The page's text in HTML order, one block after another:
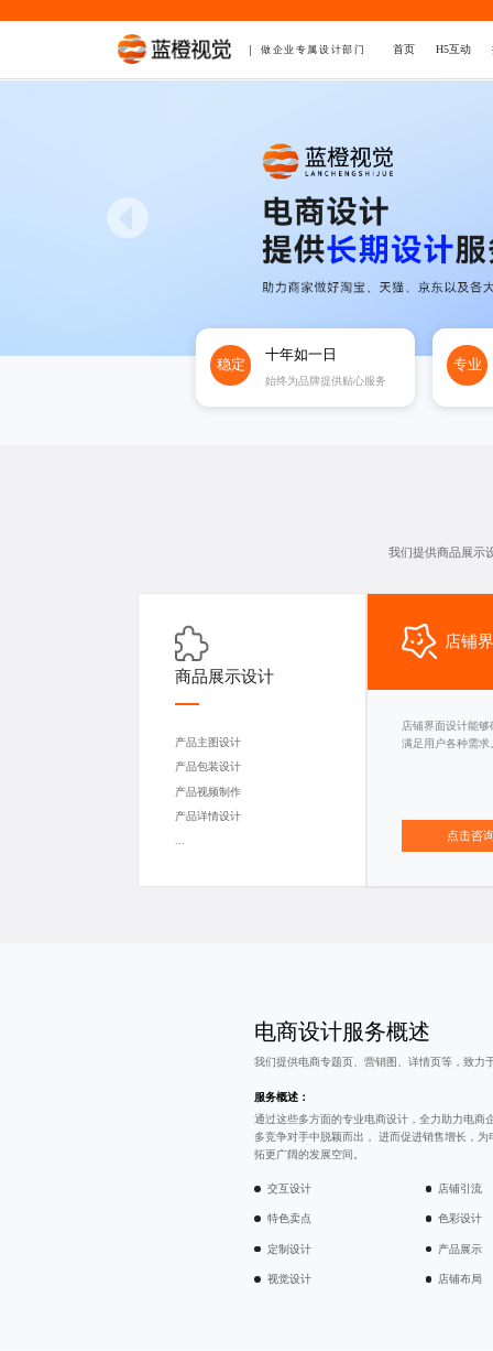
做企业专属设计部门 首页 H5互动
稳定
十年如一日
始终为品牌提供贴心服务
专业
我们提供商品展示
商品展示设计
产品主图设计
产品包装设计
产品视频制作
产品详情设计
店铺
店铺界面设计能
满足用户各种需求
点击咨
电商设计服务概述
我们提供电商专题页、营销图、详情页等，致力
服务概述：
通过这些多方面的专业电商设计，全力助力电商
多竞争对手中脱颖而出， 进而促进销售增长，
拓更广阔的发展空间。
交互设计 店铺引流
特色卖点 色彩设计
定制设计 产品展示
视觉设计 店铺布局